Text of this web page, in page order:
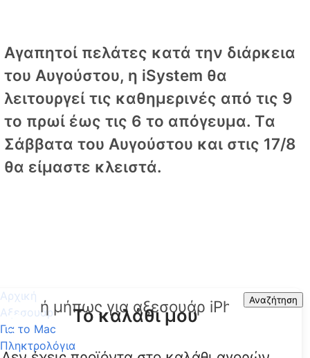
Αγαπητοί πελάτες κατά την διάρκεια
του Αυγούστου, η iSystem θα
λειτουργεί τις καθημερινές από τις 9
το πρωί έως τις 6 το απόγευμα. Tα
Σάββατα του Αυγούστου και στις 17/8
θα είμαστε κλειστά.
Αναζήτηση
Το καλάθι μου
Αρχική
Αξεσουάρ
Για το Mac
Πληκτρολόγια